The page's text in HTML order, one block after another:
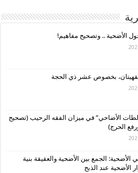
الأضحية .. وتصحيح مفاهيم!
بخصوص عشر ذي الحجة
الأضاحي” في ميزان الفقه الرحيب (تصحيح
الحرج)
الأضحية: الجمع بين الأضحية والعقيقة بنية
الأضحية عند الذبح